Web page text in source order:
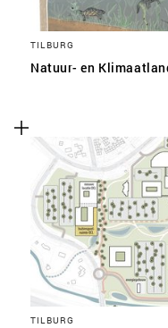
TILBURG
Natuur- en
TILBURG